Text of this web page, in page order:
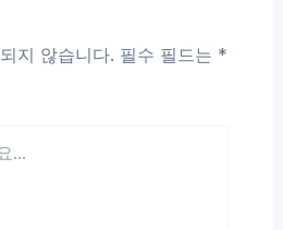
지 않습니다. 필수 필드는 *